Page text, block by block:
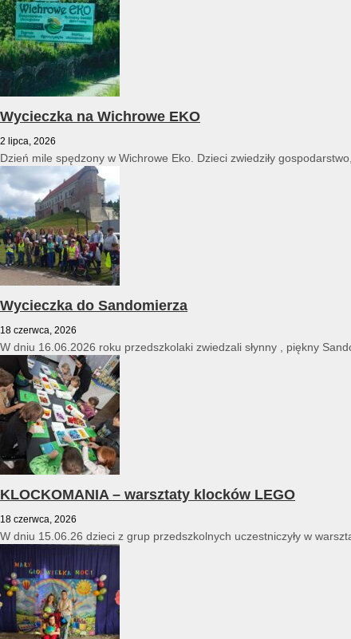
Wycieczka na Wichrowe EKO
2 lipca, 2026
Dzień mile spędzony w Wichrowe Eko. Dzieci zwiedziły
Wycieczka do Sandomierza
18 czerwca, 2026
W dniu 16.06.2026 roku przedszkolaki zwiedzali słynny , piękny
KLOCKOMANIA – warsztaty klocków LEGO
18 czerwca, 2026
W dniu 15.06.26 dzieci z grup przedszkolnych uczestniczyły w